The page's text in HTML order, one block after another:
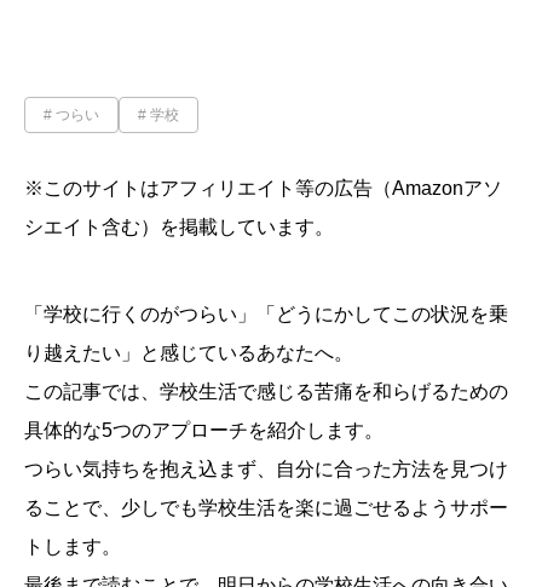
つらい 学校
※このサイトはアフィリエイト等の広告（Amazonアソ
シエイト含む）を掲載しています。
「学校に行くのがつらい」「どうにかしてこの状況を乗
り越えたい」と感じているあなたへ。
この記事では、学校生活で感じる苦痛を和らげるための
具体的な5つのアプローチを紹介します。
つらい気持ちを抱え込まず、自分に合った方法を見つけ
ることで、少しでも学校生活を楽に過ごせるようサポー
トします。